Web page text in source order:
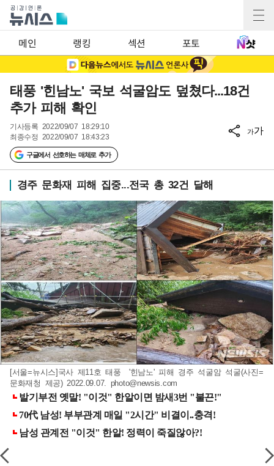
메인 랭킹 섹션 포토
태풍 '힌남노' 국보 석굴암도 덮쳤다...18건
추가 피해 확인
기사등록 2022/09/07 18:29:10
최종수정 2022/09/07 18:43:23
구글에서 선호하는 매체로 추가
가가
경주 문화재 피해 집중...전국 총 32건 달해
[서울=뉴시스]국사 제11호 태풍 '힌남노' 피해 경주 석굴암 석굴(사진=
문화재청 제공) 2022.09.07. photo@newsis.com